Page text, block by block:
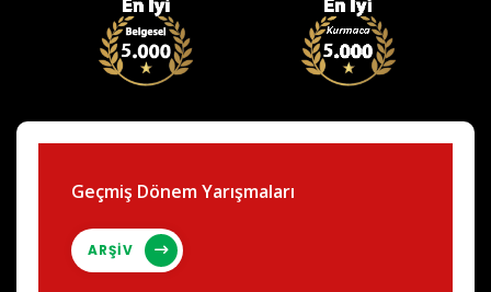
Geçmiş Dönem Yarışmaları
ARŞİV